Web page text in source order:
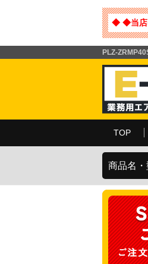
◆ ◆当店
PLZ-
TOP
商品名